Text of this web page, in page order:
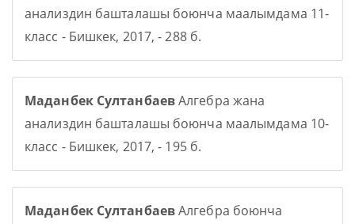
анализдин башталашы боюнча маалымдама 11-
класс - Бишкек, 2017, - 288 б.
Маданбек СултанбаевАлгебра жана
анализдин башталашы боюнча маалымдама 10-
класс - Бишкек, 2017, - 195 б.
Маданбек СултанбаевАлгебра боюнча